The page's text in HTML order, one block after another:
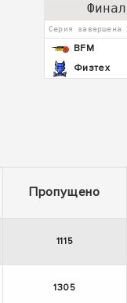
Серия
BFM
Физтех
Пропущено
1115
1305